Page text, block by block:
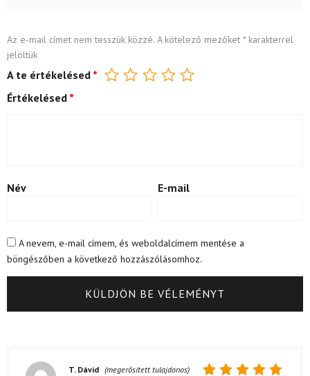
Az e-mail címet nem tesszük közzé. A kötelező mezőket *karakterrel
jelöltük
A te értékelésed *
Értékelésed *
Név E-mail
A nevem, e-mail címem, és weboldalcímem mentése a
böngészőben a következő hozzászólásomhoz.
T. Dávid (megerősített tulajdonos)